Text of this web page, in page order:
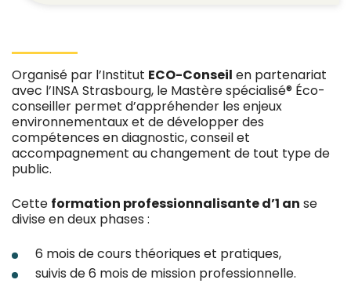
Organisé par l’Institut ECO-Conseil en partenariat
avec l’INSA Strasbourg, le Mastère spécialisé® Éco-
conseiller permet d’appréhender les enjeux
environnementaux et de développer des
compétences en diagnostic, conseil et
accompagnement au changement de tout type de
public.
Cette formation professionnalisante d’1 an se
divise en deux phases :
6 mois de cours théoriques et pratiques,
suivis de 6 mois de mission professionnelle.